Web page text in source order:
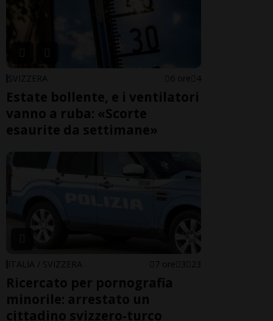
SVIZZERA 6 ore 4
Estate bollente, e i ventilatori
vanno a ruba: «Scorte
esaurite da settimane»
ITALIA / SVIZZERA 7 ore 3 23
Ricercato per pornografia
minorile: arrestato un
cittadino svizzero-turco